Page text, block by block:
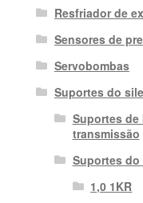
Resfriador de
Sensores de
Servobombas
Suportes do
Suportes
transmissão
Suportes
1,0 1KR